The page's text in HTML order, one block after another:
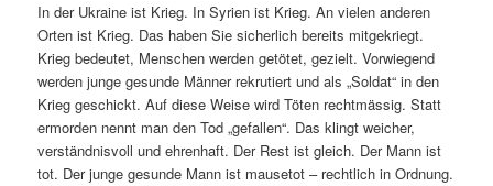
In der Ukraine ist Krieg. In Syrien ist Krieg. An vielen anderen
Orten ist Krieg. Das haben Sie sicherlich bereits mitgekriegt.
Krieg bedeutet, Menschen werden getötet, gezielt. Vorwiegend
werden junge gesunde Männer rekrutiert und als „Soldat“ in den
Krieg geschickt. Auf diese Weise wird Töten rechtmässig. Statt
ermorden nennt man den Tod „gefallen“. Das klingt weicher,
verständnisvoll und ehrenhaft. Der Rest ist gleich. Der Mann ist
tot. Der junge gesunde Mann ist mausetot – rechtlich in Ordnung.